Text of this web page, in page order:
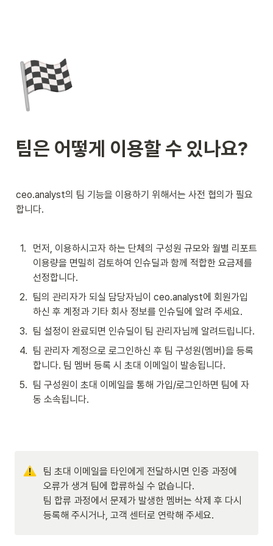
🏁
팀은 어떻게 이용할 수 있나요?
ceo.analyst의 팀 기능을 이용하기 위해서는 사전 협의가 필요
합니다.
1.
먼저, 이용하시고자 하는 단체의 구성원 규모와 월별 리포트
이용량을 면밀히 검토하여 인슈딜과 함께 적합한 요금제를
선정합니다.
2. 팀의 관리자가 되실 담당자님이 ceo.analyst에 회원가입
하신 후 계정과 기타 회사 정보를 인슈딜에 알려 주세요.
3. 팀 설정이 완료되면 인슈딜이 팀 관리자님께 알려드립니다.
4. 팀 관리자 계정으로 로그인하신 후 팀 구성원(멤버)을 등록
합니다. 팀 멤버 등록 시 초대 이메일이 발송됩니다.
5. 팀 구성원이 초대 이메일을 통해 가입/로그인하면 팀에 자
동 소속됩니다.
팀 초대 이메일을 타인에게 전달하시면 인증 과정에
오류가 생겨 팀에 합류하실 수 없습니다.
팀 합류 과정에서 문제가 발생한 멤버는 삭제 후 다시
등록해 주시거나, 고객 센터로 연락해 주세요.